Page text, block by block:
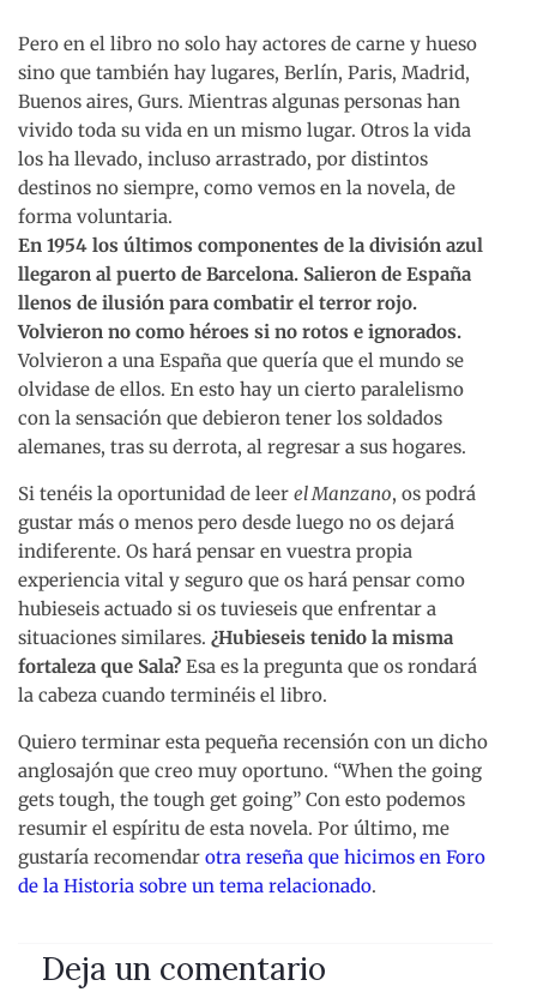
Pero en el libro no solo hay actores de carne y hueso
sino que también hay lugares, Berlín, Paris, Madrid,
Buenos aires, Gurs. Mientras algunas personas han
vivido toda su vida en un mismo lugar. Otros la vida
los ha llevado, incluso arrastrado, por distintos
destinos no siempre, como vemos en la novela, de
forma voluntaria.
En 1954 los últimos componentes de la división azul
llegaron al puerto de Barcelona. Salieron de España
llenos de ilusión para combatir el terror rojo.
Volvieron no como héroes si no rotos e ignorados.
Volvieron a una España que quería que el mundo se
olvidase de ellos. En esto hay un cierto paralelismo
con la sensación que debieron tener los soldados
alemanes, tras su derrota, al regresar a sus hogares.
Si tenéis la oportunidad de leer el Manzano, os podrá
gustar más o menos pero desde luego no os dejará
indiferente. Os hará pensar en vuestra propia
experiencia vital y seguro que os hará pensar como
hubieseis actuado si os tuvieseis que enfrentar a
situaciones similares. ¿Hubieseis tenido la misma
fortaleza que Sala? Esa es la pregunta que os rondará
la cabeza cuando terminéis el libro.
Quiero terminar esta pequeña recensión con un dicho
anglosajón que creo muy oportuno. “When the going
gets tough, the tough get going” Con esto podemos
resumir el espíritu de esta novela. Por último, me
gustaría recomendar otra reseña que hicimos en Foro
de la Historia sobre un tema relacionado.
Deja un comentario